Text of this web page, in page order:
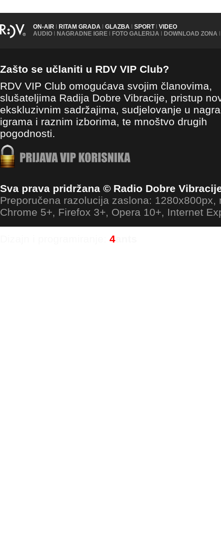
ON-AIR | RITAM GRADA | GLAZBA | SPORT | VIDEO
AUDIO | NAGRADNE IGRE | FOTO GALERIJA | DOWNLOAD ZONA |
Zašto se učlaniti u RDV VIP Club?
RDV VIP Club omogućava svojim članovima,
slušateljima Radija Dobre Vibracije, pristup
ekskluzivnim sadržajima, sudjelovanje u
igrama i raznim izborima, te mnoštvo drugih
pogodnosti.
Sva prava pridržana © Radio Dobre
Preporučena razolucija zaslona: 1280x800px,
Chrome 5+, Firefox 3+, Opera 10+, Internet
4